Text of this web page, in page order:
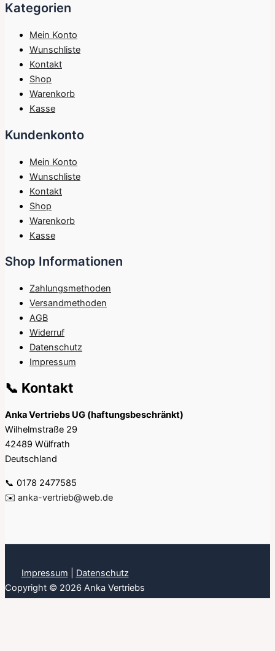
Kategorien
Mein Konto
Wunschliste
Kontakt
Shop
Warenkorb
Kasse
Kundenkonto
Mein Konto
Wunschliste
Kontakt
Shop
Warenkorb
Kasse
Shop Informationen
Zahlungsmethoden
Versandmethoden
AGB
Widerruf
Datenschutz
Impressum
📞 Kontakt
Anka Vertriebs UG (haftungsbeschränkt)
Wilhelmstraße 29
42489 Wülfrath
Deutschland
📞 0178 2477585
✉️ anka-vertrieb@web.de
Impressum
Datenschutz
Copyright © 2026 Anka Vertriebs